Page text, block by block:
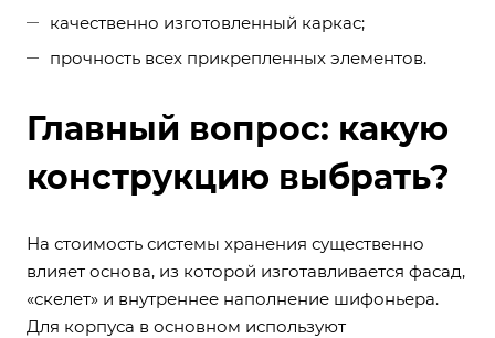
качественно изготовленный каркас;
прочность всех прикрепленных элементов.
Главный вопрос: какую
конструкцию выбрать?
На стоимость системы хранения существенно
влияет основа, из которой изготавливается фасад,
«скелет» и внутреннее наполнение шифоньера.
Для корпуса в основном используют